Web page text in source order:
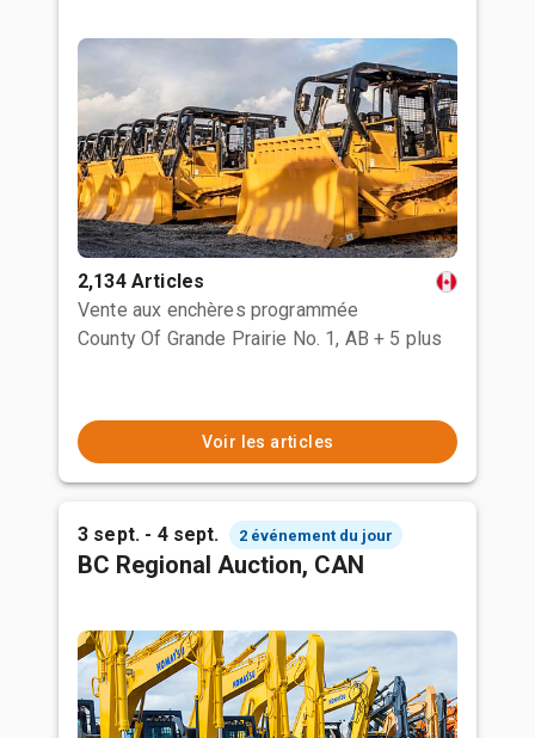
2,134 Articles
Vente aux enchères programmée
County Of Grande Prairie No. 1, AB + 5 plus
Voir les articles
3 sept. - 4 sept. 2 événement du jour
BC Regional Auction, CAN